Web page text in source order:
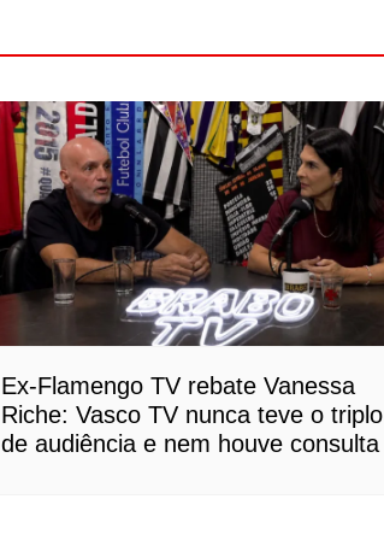
Ex-Flamengo TV rebate Vanessa
Riche: Vasco TV nunca teve o triplo
de audiência e nem houve consulta